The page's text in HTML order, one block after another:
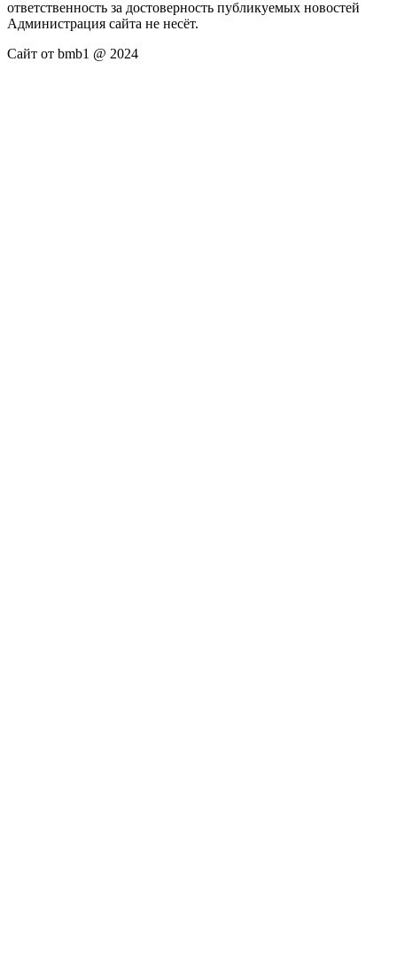
ответственность за достоверность публикуемых новостей
Администрация сайта не несёт.
Сайт от bmb1 @ 2024